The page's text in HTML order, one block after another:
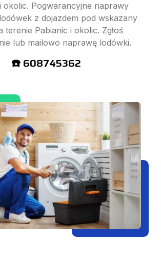
okolic. Pogwarancyjne naprawy
z dojazdem pod wskazany
terenie Pabianic i okolic. Zgłoś
lub mailowo naprawę lodówki.
☎️ 608745362